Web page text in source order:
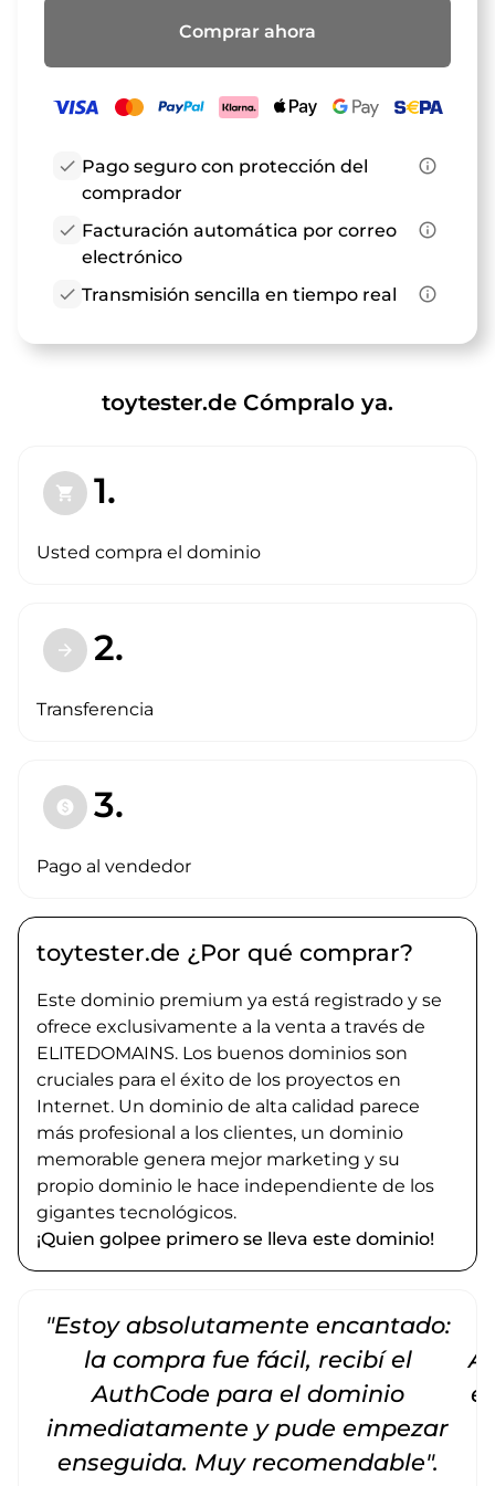
Comprar ahora
check Pago seguro con protección del
comprador
info_outline
check Facturación automática por correo
electrónico
info_outline
check Transmisión sencilla en tiempo real info_outline
toytester.de Cómpralo ya.
shopping_cart 1.
Usted compra el dominio
arrow_forward 2.
Transferencia
paid 3.
Pago al vendedor
toytester.de ¿Por qué comprar?
Este dominio premium ya está registrado y se
ofrece exclusivamente a la venta a través de
ELITEDOMAINS. Los buenos dominios son
cruciales para el éxito de los proyectos en
Internet. Un dominio de alta calidad parece
más profesional a los clientes, un dominio
memorable genera mejor marketing y su
propio dominio le hace independiente de los
gigantes tecnológicos.
¡Quien golpee primero se lleva este dominio!
"Estoy absolutamente encantado:
la compra fue fácil, recibí el
AuthCode para el dominio
inmediatamente y pude empezar
enseguida. Muy recomendable".